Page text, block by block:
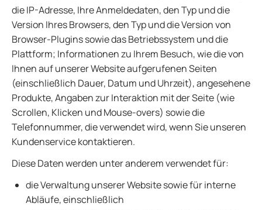
die IP-Adresse, Ihre Anmeldedaten, den Typ und die
Version Ihres Browsers, den Typ und die Version von
Browser-Plugins sowie das Betriebssystem und die
Plattform; Informationen zu Ihrem Besuch, wie die von
Ihnen auf unserer Website aufgerufenen Seiten
(einschließlich Dauer, Datum und Uhrzeit), angesehene
Produkte, Angaben zur Interaktion mit der Seite (wie
Scrollen, Klicken und Mouse-overs) sowie die
Telefonnummer, die verwendet wird, wenn Sie unseren
Kundenservice kontaktieren.
Diese Daten werden unter anderem verwendet für:
die Verwaltung unserer Website sowie für interne
Abläufe, einschließlich